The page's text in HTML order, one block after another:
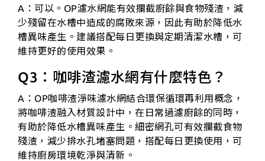
A：可以。OP濾水網能有效攔截廚餘與食物殘渣，減
少殘留在水槽中造成的腐敗來源，因此有助於降低水
槽異味產生。建議搭配每日更換與定期清潔水槽，可
維持更好的使用效果。
Q3：咖啡渣濾水網有什麼特色？
A：OP咖啡渣淨味濾水網結合環保循環再利用概念，
將咖啡渣融入材質設計中，在日常過濾廚餘的同時，
有助於降低水槽異味產生。細密網孔可有效攔截食物
殘渣，減少排水孔堵塞問題，搭配每日更換使用，可
維持廚房環境乾淨與清新。